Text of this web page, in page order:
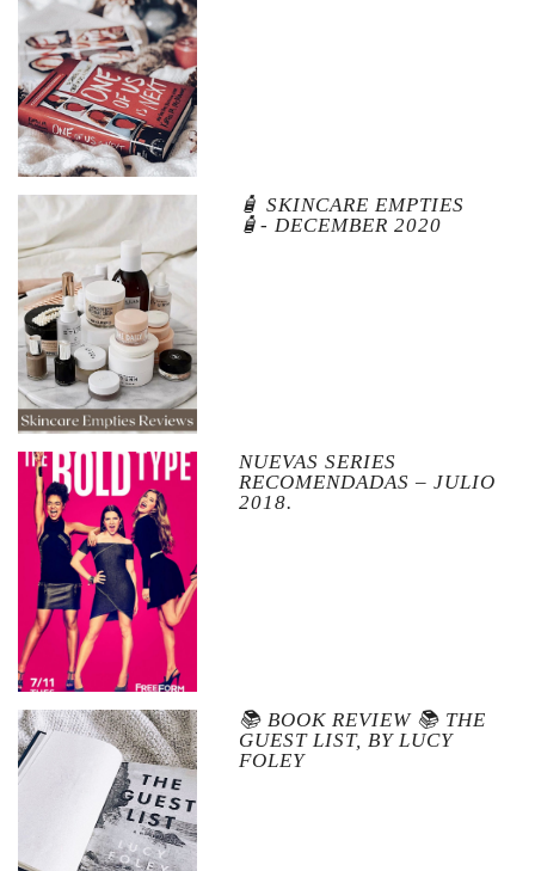
🧴 SKINCARE EMPTIES
🧴- DECEMBER 2020
NUEVAS SERIES
RECOMENDADAS – JULIO
2018.
📚 BOOK REVIEW 📚 THE
GUEST LIST, BY LUCY
FOLEY